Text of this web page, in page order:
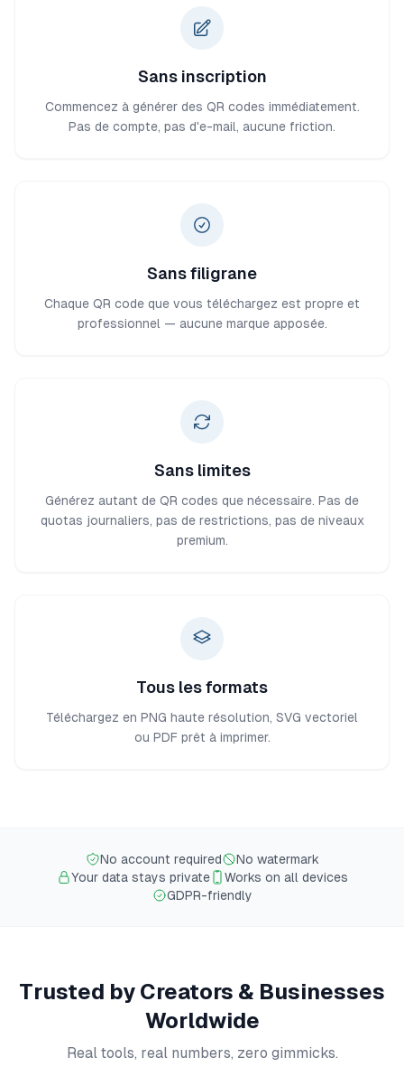
Sans inscription
Commencez à générer des QR codes immédiatement.
Pas de compte, pas d'e-mail, aucune friction.
Sans filigrane
Chaque QR code que vous téléchargez est propre et
professionnel — aucune marque apposée.
Sans limites
Générez autant de QR codes que nécessaire. Pas de
quotas journaliers, pas de restrictions, pas de niveaux
premium.
Tous les formats
Téléchargez en PNG haute résolution, SVG vectoriel
ou PDF prêt à imprimer.
No account required
No watermark
Your data stays private
Works on all devices
GDPR-friendly
Trusted by Creators & Businesses
Worldwide
Real tools, real numbers, zero gimmicks.